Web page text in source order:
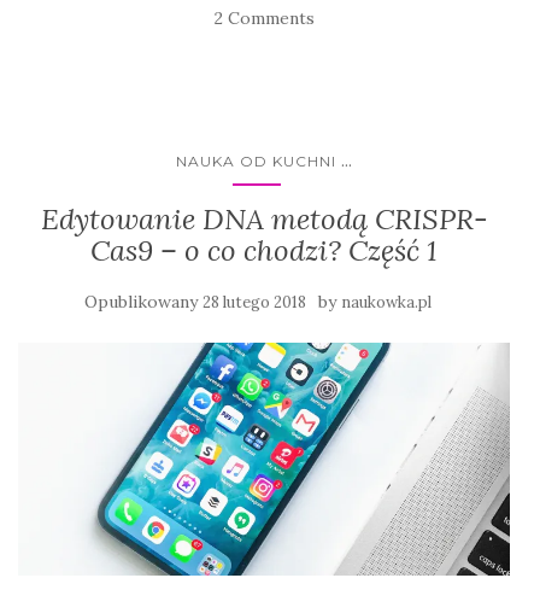
2 Comments
NAUKA OD KUCHNI ...
Edytowanie DNA metodą CRISPR-
Cas9 – o co chodzi? Część 1
Opublikowany28 lutego 2018 by naukowka.pl